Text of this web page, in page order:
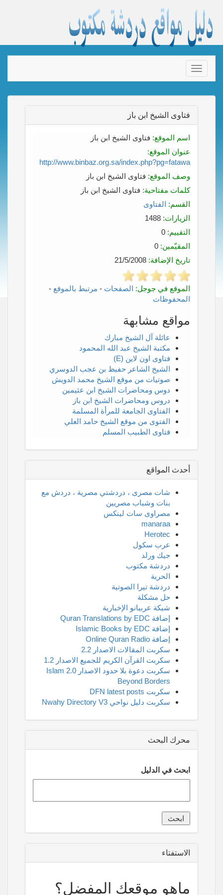
Toggle
navigation
فتاوى الشيخ ابن باز
اسم الموقع: فتاوى الشيخ ابن باز
عنوان الموقع:
http://www.binbaz.org.sa/index.php?pg=fatawa
وصف الموقع: فتاوى الشيخ ابن باز
كلمات مفتاحية: فتاوى الشيخ ابن باز
القسم: الفتاوى
الزيارات:
التقييم:
المقيّمين:
تاريخ الإضافة:
الموقع في جوجل: الصفحات - مرتبط بالموقع -
المحفوظات
مواقع مشابهة
عائلة آل الشيخ مبارك
مكتبة الشيخ عبد الله المحمود
فتاوى اون لاين (E)
الشيخ الشاعر حفيظ بن عجب الدوسري
صوتيات من موقع الشيخ محمد الدويش
دوس ومحاضرات الشيخ ابن عثيمين
دروس ومحاضرات الشيخ ابن باز
الفتاوى الجامعة للمرأة المسلمة
الفتوى من موقع الشيخ حامد العلي
فتاوى الطبيب المسلم
أحدث المواقع
شات مصرى ، دردشتي مصرية ، دردش مع
بنات وشباب مصريين
مصراوى سات لينكس
manaraa
Herotec
عرب سكول
جيك ورلد
دردشة مكتوب
الحرية
دردشة تيرا الصوتية
حل مشكلة
شبكة عربيانو الإخبارية
إضافة Quran Translations by EDC
إضافة Islamic Books by EDC
إضافة Online Quran Radio
سكربت المقالات الاصدار 2.2
سكربت القرآن الكريم للجميع الاصدار 1.2
سكربت دعوة بلا حدود الاصدار 2.0 Islam
Beyond Borders
سكربت DFN latest posts
سكربت دليل نواحي Nwahy Directory V3
محرك البحث
ابحث في الدليل
الاستفتاء
ماهو موقعك المفضل؟